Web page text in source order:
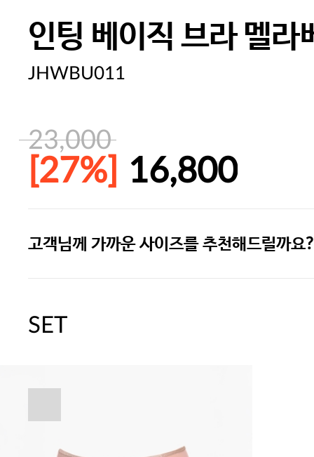
인팅 베이직 브라 멜라
JHWBU011
23,000
[27%] 16,800
주말특가 20%(8.7~8.9)/5만원 이
고객님께 가까운 사이즈를 추천해드릴까요?
SET